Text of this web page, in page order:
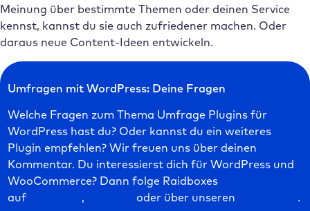
Meinung über bestimmte Themen oder deinen Service
kennst, kannst du sie auch zufriedener machen. Oder
daraus neue Content-Ideen entwickeln.
Umfragen mit WordPress: Deine Fragen
Welche Fragen zum Thema Umfrage Plugins für
WordPress hast du? Oder kannst du ein weiteres
Plugin empfehlen? Wir freuen uns über deinen
Kommentar. Du interessierst dich für WordPress und
WooCommerce? Dann folge Raidboxes
auf
, oder über unseren .